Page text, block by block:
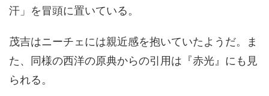
汗」を冒頭に置いている。
茂吉はニーチェには親近感を抱いていたようだ。ま
た、同様の西洋の原典からの引用は『赤光』にも見
られる。